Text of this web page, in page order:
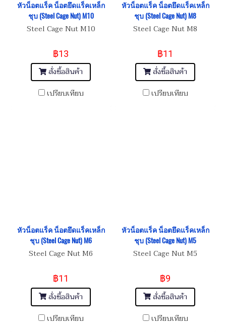
หัวน็อตแร็ค น็อตยึดแร็คเหล็ก
ชุบ (Steel Cage Nut) M10
Steel Cage Nut M10
฿13
สั่งซื้อสินค้า
เปรียบเทียบ
หัวน็อตแร็ค น็อตยึดแร็คเหล็ก
ชุบ (Steel Cage Nut) M8
Steel Cage Nut M8
฿11
สั่งซื้อสินค้า
เปรียบเทียบ
หัวน็อตแร็ค น็อตยึดแร็คเหล็ก
ชุบ (Steel Cage Nut) M6
Steel Cage Nut M6
฿11
สั่งซื้อสินค้า
เปรียบเทียบ
หัวน็อตแร็ค น็อตยึดแร็คเหล็ก
ชุบ (Steel Cage Nut) M5
Steel Cage Nut M5
฿9
สั่งซื้อสินค้า
เปรียบเทียบ